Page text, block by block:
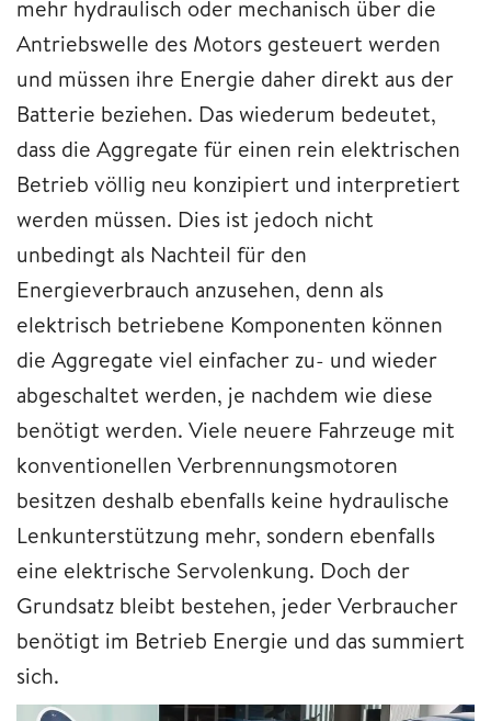
mehr hydraulisch oder mechanisch über die
Antriebswelle des Motors gesteuert werden
und müssen ihre Energie daher direkt aus der
Batterie beziehen. Das wiederum bedeutet,
dass die Aggregate für einen rein elektrischen
Betrieb völlig neu konzipiert und interpretiert
werden müssen. Dies ist jedoch nicht
unbedingt als Nachteil für den
Energieverbrauch anzusehen, denn als
elektrisch betriebene Komponenten können
die Aggregate viel einfacher zu- und wieder
abgeschaltet werden, je nachdem wie diese
benötigt werden. Viele neuere Fahrzeuge mit
konventionellen Verbrennungsmotoren
besitzen deshalb ebenfalls keine hydraulische
Lenkunterstützung mehr, sondern ebenfalls
eine elektrische Servolenkung. Doch der
Grundsatz bleibt bestehen, jeder Verbraucher
benötigt im Betrieb Energie und das summiert
sich.